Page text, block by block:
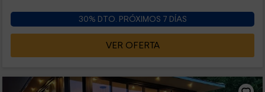
30% DTO. PRÓXIMOS 7 DÍAS
VER OFERTA